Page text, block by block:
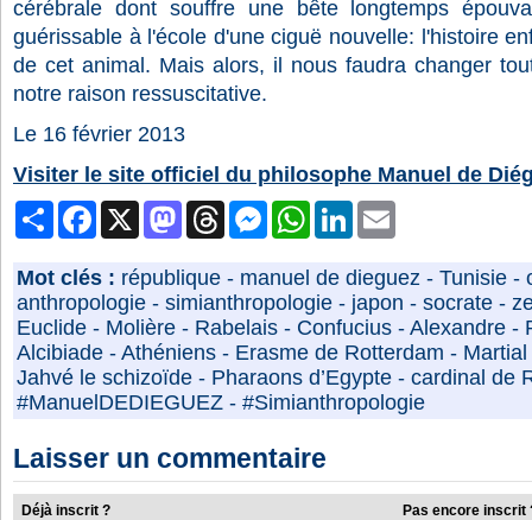
cérébrale dont souffre une bête longtemps
guérissable à l'école d'une ciguë nouvelle: l'histoire
de cet animal. Mais alors, il nous faudra changer
notre raison ressuscitative.
Le 16 février 2013
Visiter le site officiel du philosophe Manuel de
PartagerFacebook MastodonThreads MessengerWhatsAppLinkedIn
Mot clés : république - manuel de dieguez - Tunisie -
anthropologie - simianthropologie - japon - socrate -
Euclide - Molière - Rabelais - Confucius - Alexandre -
Alcibiade - Athéniens - Erasme de Rotterdam - Martial
Jahvé le schizoïde - Pharaons d’Egypte - cardinal de
#ManuelDEDIEGUEZ - #Simianthropologie
Laisser un commentaire
Déjà inscrit ? Pas encore inscrit